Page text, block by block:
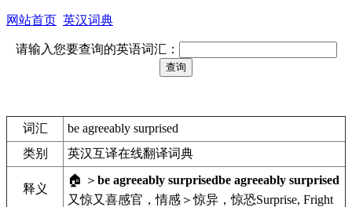
网站首页 英汉词典
请输入您要查询的英语词汇：
词汇
be agreeably surprised
类别
英汉互译在线翻译词典
释义
🏠 ＞ be agreeably surprisedbe agreeably surprised
又惊又喜感官，情感＞惊异，惊恐Surprise, Fright